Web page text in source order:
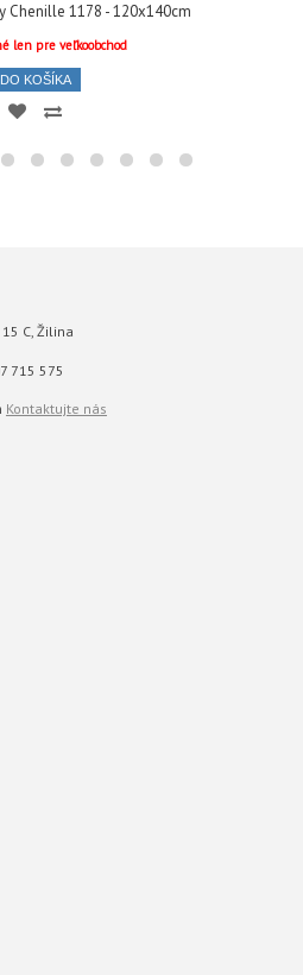
Chenille 1178 - 120x140cm
len pre veľkoobchod
DO KOŠÍKA
15 C, Žilina
715 575
Kontaktujte nás